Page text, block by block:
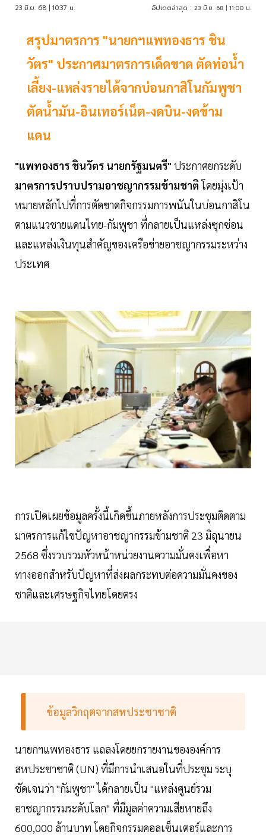
23 มิ.ย. 68 | 10:37 น. อัปเดตล่าสุด : 23 มิ.ย. 68 | 11:00 น.
สรุปมาตรการ "นายกฯแพทองธาร ชิน
วัตร" ประกาศมาตรการเด็ดขาด ตัดท่อน้ำ
เลี้ยง-แหล่งรายได้จากบ่อนกาสิโนกัมพูชา
ตัดน้ำมัน-อินเทอร์เน็ต-งดบิน-งดข้าม
แดน
"แพทองธาร ชินวัตร นายกรัฐมนตรี" ประกาศยกระดับ
มาตรการปราบปรามอาชญากรรมข้ามชาติโดยมุ่งเป้า
หมายหลักไปที่การตัดขาดกิจกรรมการพนันในบ่อนกาสิโน
ตามแนวชายแดนไทย-กัมพูชา ที่กลายเป็นแหล่งซุกซ่อน
และแหล่งเงินทุนสำคัญของเครือข่ายอาชญากรรมระหว่าง
ประเทศ
การเปิดเผยข้อมูลครั้งนี้เกิดขึ้นภายหลังการประชุมติดตาม
มาตรการแก้ไขปัญหาอาชญากรรมข้ามชาติ 23 มิถุนายน
2568 ซึ่งรวบรวมหัวหน้าหน่วยงานความมั่นคงเพื่อหา
ทางออกสำหรับปัญหาที่ส่งผลกระทบต่อความมั่นคงของ
ชาติและเศรษฐกิจไทยโดยตรง
ข้อมูลวิกฤตจากสหประชาชาติ
นายกฯแพทองธาร แถลงโดยยกรายงานขององค์การ
สหประชาชาติ (UN) ที่มีการนำเสนอในที่ประชุม ระบุ
ชัดเจนว่า "กัมพูชา" ได้กลายเป็น "แหล่งศูนย์รวม
อาชญากรรมระดับโลก" ที่มีมูลค่าความเสียหายถึง
600,000 ล้านบาท โดยกิจกรรมคอลเซ็นเตอร์และการ